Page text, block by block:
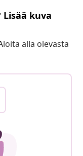
kuva
alla olevasta